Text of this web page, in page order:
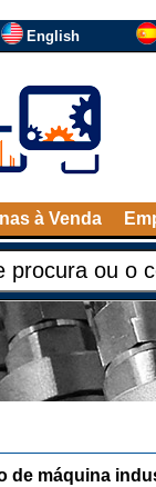
English
à Venda
de máquina